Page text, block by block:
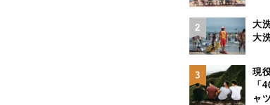
2
大
大
3
現
「
ャツ